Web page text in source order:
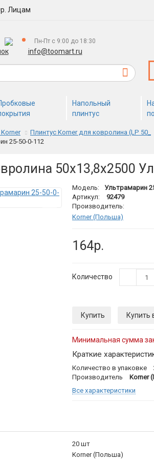
Лицам
Пн-Пт с 9:00 до 18:30
info@toomart.ru
Напольный
плинтус
Плинтус Korner для ковролина (LP 50_
25-50-0-112
50х13,8х2500
Модель:
Ультрамарин
Артикул:
92479
Производитель:
Korner (Польша)
164р.
Количество
Купить Купить
Минимальная сумма
Краткие
Количество в упаковке
Производитель
Korner
Все характеристики
20 шт
Korner (Польша)